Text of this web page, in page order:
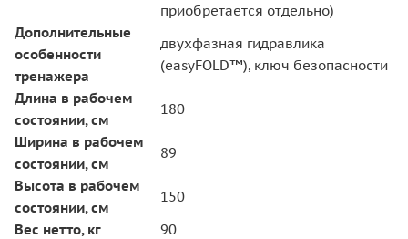
приобретается отдельно)
Дополнительные
особенности
тренажера
двухфазная гидравлика
(easyFOLD™), ключ безопасности
Длина в рабочем
состоянии, см
180
Ширина в рабочем
состоянии, см
89
Высота в рабочем
состоянии, см
150
Вес нетто, кг
90